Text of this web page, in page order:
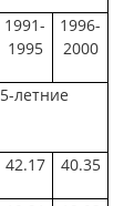
1991-
1995
1996-
2000
летние
42.17 40.35